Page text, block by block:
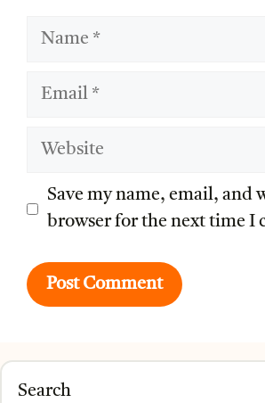
Name
Email
Website
Save my name, email, and
browser for the next time I
Search